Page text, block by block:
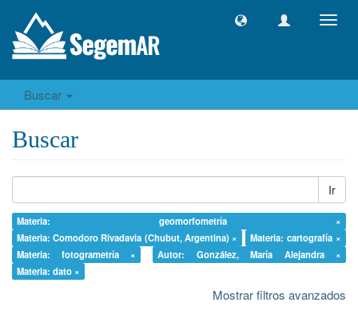
Buscar
Buscar
Ir
Materia: geomorfometría ×
Materia: Comodoro Rivadavia (Chubut, Argentina) ×
Materia: cartografía ×
Materia: fotogrametría ×
Autor: González, María Alejandra ×
Materia: dato ×
Mostrar filtros avanzados